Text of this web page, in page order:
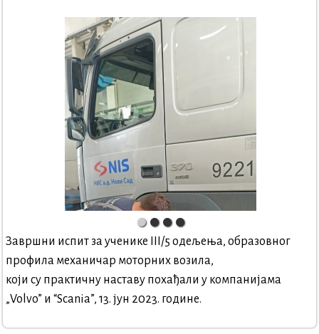
Завршни испит за ученике III/5 одељења, образовног
профила механичар моторних возила,
који су практичну наставу похађали у компанијама
„Volvo” и “Scania”, 13. јун 2023. године.